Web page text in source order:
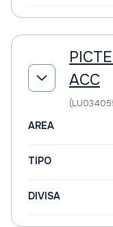
ACC
AREA
TIPO
DIVISA